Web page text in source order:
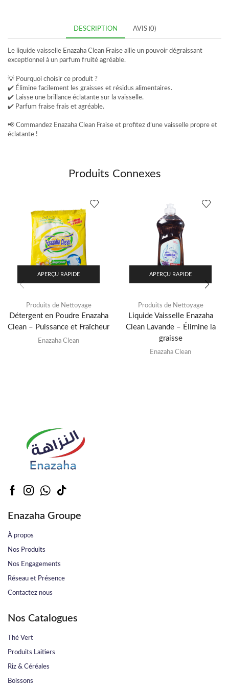
DESCRIPTION AVIS (0)
Le liquide vaisselle Enazaha Clean Fraise allie un pouvoir dégraissant
exceptionnel à un parfum fruité agréable.
💡 Pourquoi choisir ce produit ?
✔️ Élimine facilement les graisses et résidus alimentaires.
✔️ Laisse une brillance éclatante sur la vaisselle.
✔️ Parfum fraise frais et agréable.
📢 Commandez Enazaha Clean Fraise et profitez d’une vaisselle propre et
éclatante !
Produits Connexes
APERÇU RAPIDE
Produits de Nettoyage
Détergent en Poudre Enazaha
Clean – Puissance et Fraîcheur
Enazaha Clean
APERÇU RAPIDE
Produits de Nettoyage
Liquide Vaisselle Enazaha
Clean Lavande – Élimine la
graisse
Enazaha Clean
Enazaha Groupe
À propos
Nos Produits
Nos Engagements
Réseau et Présence
Contactez nous
Nos Catalogues
Thé Vert
Produits Laitiers
Riz & Céréales
Boissons